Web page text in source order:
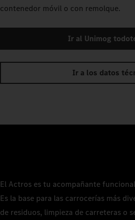
contenedor móvil o con remolque.
Ir al Unimog
Ir a los datos
El Actros es tu acompañante
Es la base para las carrocerías más
de residuos, limpieza de carreteras o